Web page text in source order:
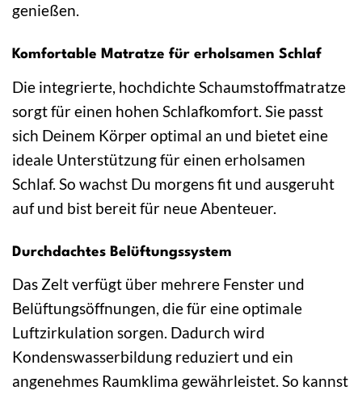
genießen.
Komfortable Matratze für erholsamen Schlaf
Die integrierte, hochdichte Schaumstoffmatratze
sorgt für einen hohen Schlafkomfort. Sie passt
sich Deinem Körper optimal an und bietet eine
ideale Unterstützung für einen erholsamen
Schlaf. So wachst Du morgens fit und ausgeruht
auf und bist bereit für neue Abenteuer.
Durchdachtes Belüftungssystem
Das Zelt verfügt über mehrere Fenster und
Belüftungsöffnungen, die für eine optimale
Luftzirkulation sorgen. Dadurch wird
Kondenswasserbildung reduziert und ein
angenehmes Raumklima gewährleistet. So kannst